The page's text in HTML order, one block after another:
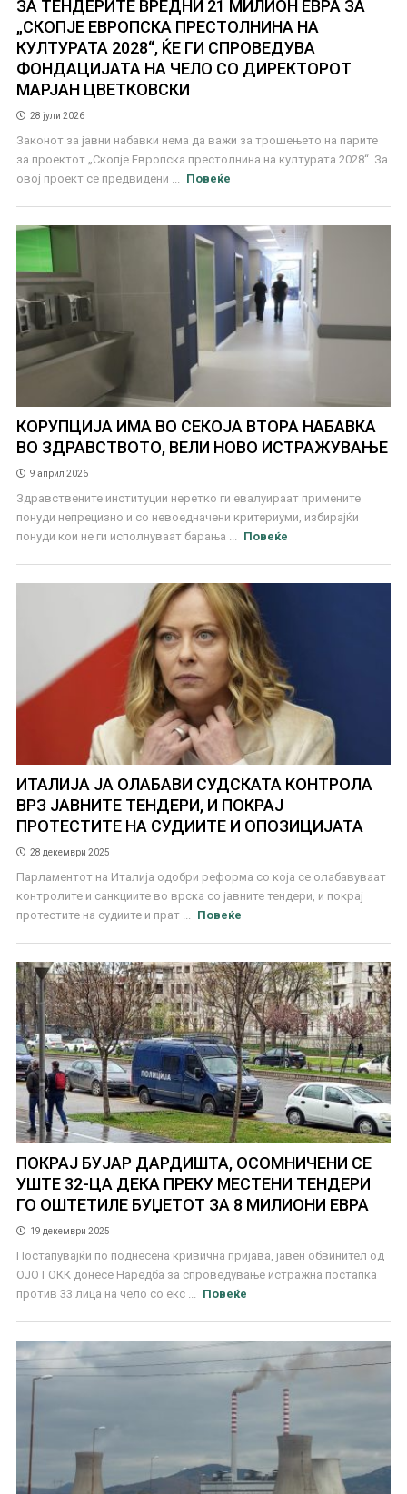
ЗА ТЕНДЕРИТЕ ВРЕДНИ 21 МИЛИОН ЕВРА ЗА
„СКОПЈЕ ЕВРОПСКА ПРЕСТОЛНИНА НА
КУЛТУРАТА 2028“, ЌЕ ГИ СПРОВЕДУВА
ФОНДАЦИЈАТА НА ЧЕЛО СО ДИРЕКТОРОТ
МАРЈАН ЦВЕТКОВСКИ
28 јули 2026
Законот за јавни набавки нема да важи за трошењето на парите
за проектот „Скопје Европска престолнина на културата 2028“. За
овој проект се предвидени ...
Повеќе
КОРУПЦИЈА ИМА ВО СЕКОЈА ВТОРА НАБАВКА
ВО ЗДРАВСТВОТО, ВЕЛИ НОВО ИСТРАЖУВАЊЕ
9 април 2026
Здравствените институции неретко ги евалуираат примените
понуди непрецизно и со невоедначени критериуми, избирајќи
понуди кои не ги исполнуваат барања ...
Повеќе
ИТАЛИЈА ЈА ОЛАБАВИ СУДСКАТА КОНТРОЛА
ВРЗ ЈАВНИТЕ ТЕНДЕРИ, И ПОКРАЈ
ПРОТЕСТИТЕ НА СУДИИТЕ И ОПОЗИЦИЈАТА
28 декември 2025
Парламентот на Италија одобри реформа со која се олабавуваат
контролите и санкциите во врска со јавните тендери, и покрај
протестите на судиите и прат ...
Повеќе
ПОКРАЈ БУЈАР ДАРДИШТА, ОСОМНИЧЕНИ СЕ
УШТЕ 32-ЦА ДЕКА ПРЕКУ МЕСТЕНИ ТЕНДЕРИ
ГО ОШТЕТИЛЕ БУЏЕТОТ ЗА 8 МИЛИОНИ ЕВРА
19 декември 2025
Постапувајќи по поднесена кривична пријава, јавен обвинител од
ОЈО ГОКК донесе Наредба за спроведување истражна постапка
против 33 лица на чело со екс ...
Повеќе